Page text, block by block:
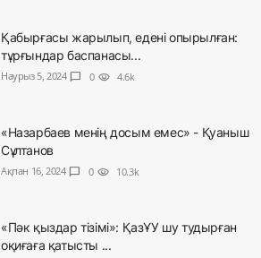
Қабырғасы жарылып, едені опырылған:
тұрғындар баспанасы...
Наурыз 5, 2024 chat_bubble 0 visibility 4.6k
«Назарбаев менің досым емес» - Қуаныш
Сұлтанов
Ақпан 16, 2024 chat_bubble 0 visibility 10.3k
«Пәк қыздар тізімі»: ҚазҰУ шу тудырған
оқиғаға қатысты ...